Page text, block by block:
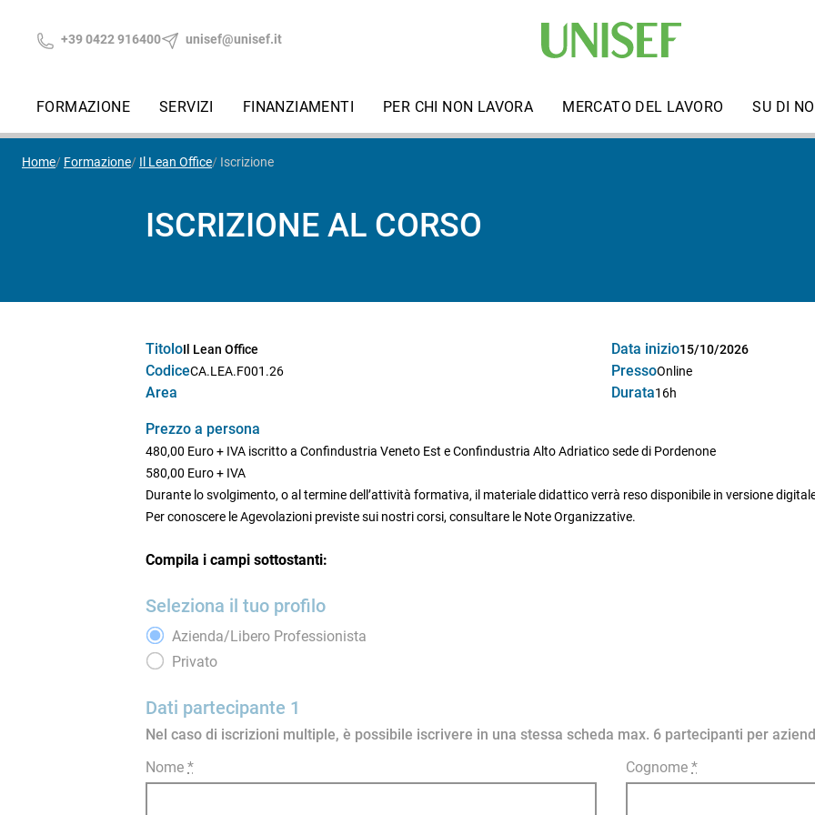
+39 0422 916400 unisef@unisef.it
FORMAZIONE SERVIZI FINANZIAMENTI PER CHI NON LAVORA MERCATO DEL LAVORO SU DI
Home Formazione Il Lean Office Iscrizione
ISCRIZIONE AL CORSO
TitoloIl Lean Office
CodiceCA.LEA.F001.26
Area
Data inizio15/10/2026
PressoOnline
Durata16h
Prezzo a persona
480,00 Euro + IVA iscritto a Confindustria Veneto Est e Confindustria Alto Adriatico sede di Pordenone
580,00 Euro + IVA
Durante lo svolgimento, o al termine dell’attività formativa, il materiale didattico verrà reso disponibile in versione
Per conoscere le Agevolazioni previste sui nostri corsi, consultare le Note Organizzative.
Compila i campi sottostanti:
Seleziona il tuo profilo
Azienda/Libero Professionista
Privato
Dati partecipante 1
Nel caso di iscrizioni multiple, è possibile iscrivere in una stessa scheda max. 6 partecipanti per
Nome * Cognome *